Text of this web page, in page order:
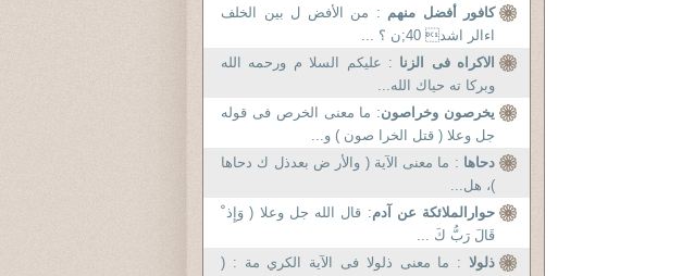
كافور أفضل منهم : من الأفض ل بين الخلف
اءالر اشد 40;ن ؟ ...
الاكراه فى الزنا : عليكم السلا م ورحمه الله
وبركا ته حياك الله...
يخرصون وخراصون: ما معنى الخرص فى قوله
جل وعلا ( قتل الخرا صون ) و...
دحاها : ما معنى الآية ( والأر ض بعدذل ك دحاها
)، هل...
حوارالملائكة عن آدم: قال الله جل وعلا ( وَإِذ ْ
قَالَ رَبُّ كَ ...
ذلولا : ما معنى ذلولا فى الآية الكري مة : (